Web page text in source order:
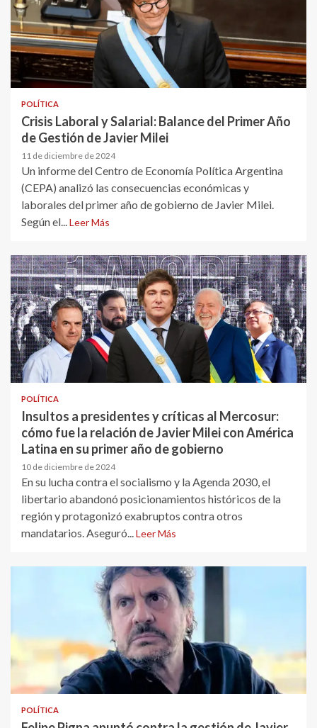
POLÍTICA
Crisis Laboral y Salarial: Balance del Primer Año
de Gestión de Javier Milei
11 de diciembre de 2024
Un informe del Centro de Economía Política Argentina
(CEPA) analizó las consecuencias económicas y
laborales del primer año de gobierno de Javier Milei.
Según el...Leer Más
POLÍTICA
Insultos a presidentes y críticas al Mercosur:
cómo fue la relación de Javier Milei con América
Latina en su primer año de gobierno
10 de diciembre de 2024
En su lucha contra el socialismo y la Agenda 2030, el
libertario abandonó posicionamientos históricos de la
región y protagonizó exabruptos contra otros
mandatarios. Aseguró...Leer Más
POLÍTICA